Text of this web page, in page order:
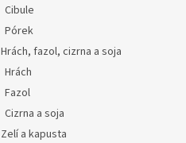
Cibule
Pórek
Hrách, fazol, cizrna a soja
Hrách
Fazol
Cizrna a soja
Zelí a kapusta